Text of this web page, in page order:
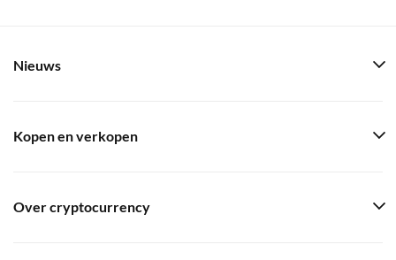
Nieuws
Kopen en verkopen
Over cryptocurrency